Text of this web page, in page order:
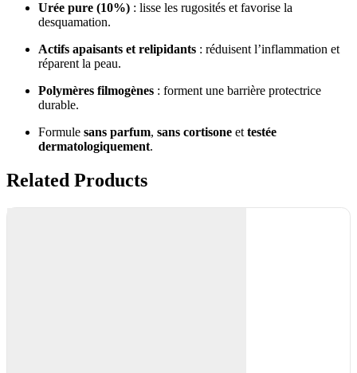
Urée pure (10%) : lisse les rugosités et favorise la
desquamation.
Actifs apaisants et relipidants : réduisent l’inflammation et
réparent la peau.
Polymères filmogènes : forment une barrière protectrice
durable.
Formule sans parfum, sans cortisone et testée
dermatologiquement.
Related Products